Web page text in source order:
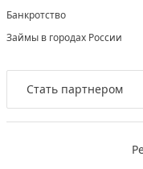
Банкротство
Займы в городах России
Стать партнером